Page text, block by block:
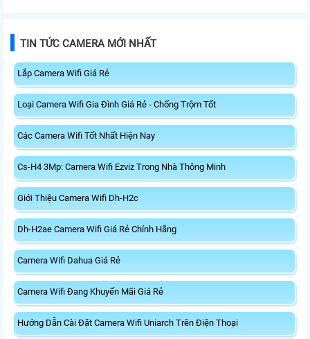
3.0 tốc độ cao hỗ trợ truyền tải dữ
liệu nhanh, kết hợp WPA3 tăng
TIN TỨC CAMERA MỚI NHẤT
Lắp Camera Wifi Giá Rẻ
Loại Camera Wifi Gia Đình Giá Rẻ - Chống Trộm Tốt
Các Camera Wifi Tốt Nhất Hiện Nay
Cs-H4 3Mp: Camera Wifi Ezviz Trong Nhà Thông Minh
Giới Thiệu Camera Wifi Dh-H2c
Dh-H2ae Camera Wifi Giá Rẻ Chính Hãng
Camera Wifi Dahua Giá Rẻ
Camera Wifi Đang Khuyến Mãi Giá Rẻ
Hướng Dẫn Cài Đặt Camera Wifi Uniarch Trên Điện Thoại